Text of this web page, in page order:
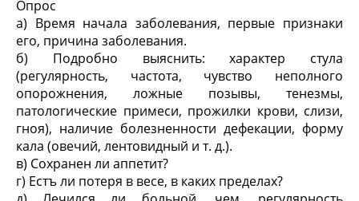
Опрос
а) Время начала заболевания, первые признаки
его, причина заболевания.
б) Подробно выяснить: характер стула
(регулярность, частота, чувство неполного
опорожнения, ложные позывы, тенезмы,
патологические примеси, прожилки крови, слизи,
гноя), наличие болезненности дефекации, форму
кала (овечий, лентовидный и т. д.).
в) Сохранен ли аппетит?
г) Естъ ли потеря в весе, в каких пределах?